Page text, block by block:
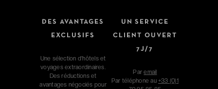
DES AVANTAGES
EXCLUSIFS
Une sélection d'hôtels et
voyages extraordinaires.
Des réductions et
avantages négociés pour
UN SERVICE
CLIENT OUVERT
7J/7
Paremail
Par téléphone au +33 (0)1